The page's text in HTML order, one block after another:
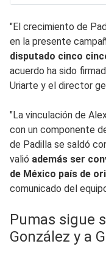
"El crecimiento de
en la presente
disputado cinco
acuerdo ha sido
Uriarte y el director
"La vinculación de
con un componente
de Padilla se saldó
valió además ser
de México país de
comunicado del
Pumas sigue
González y a